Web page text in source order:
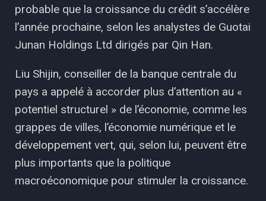
probable que la croissance du crédit s’accélère
l’année prochaine, selon les analystes de Guotai
Junan Holdings Ltd dirigés par Qin Han.
Liu Shijin, conseiller de la banque centrale du
pays a appelé à accorder plus d’attention au «
potentiel structurel » de l’économie, comme les
grappes de villes, l’économie numérique et le
développement vert, qui, selon lui, peuvent être
plus importants que la politique
macroéconomique pour stimuler la croissance.